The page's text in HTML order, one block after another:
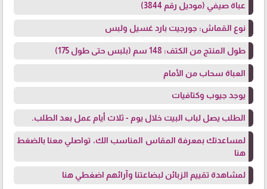
عباة صيفي (موديل رقم 3844)
نوع القماش: جورجيت بارد غسيل ولبس
طول المنتج من الكتف: 148 سم (بلبس حتى طول 175)
العباة سحاب من الأمام
يوجد جيوب وكتافيات
الطلب يصل لباب البيت خلال يوم - ثلاث أيام عمل بعد الطلب.
لمساعدتك بمعرفة المقاس المناسب الك، تواصلي معنابالضغط
هنا
لمشاهدة تقييم الزبائن لبضاعتنا وآرائهم اضغطي هنا